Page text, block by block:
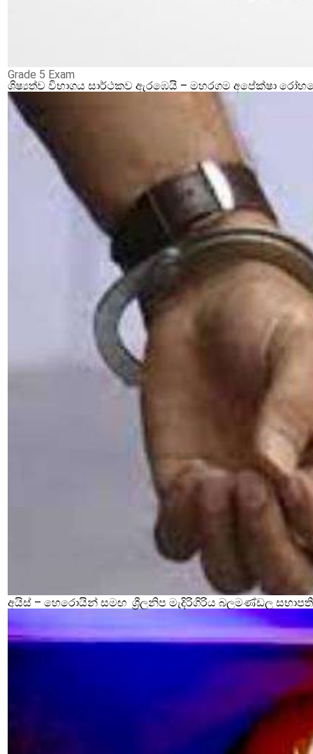
Grade 5 Exam
ශිෂ්‍යත්ව විභාගය සාර්ථකව ඇරඹෙයි – මහරගම අපේක්ෂා
අයිස් – හෙරොයින් සමඟ ශ්‍රීලනිප මැදිරිගිරිය බලමණ්ඩල සභාපති